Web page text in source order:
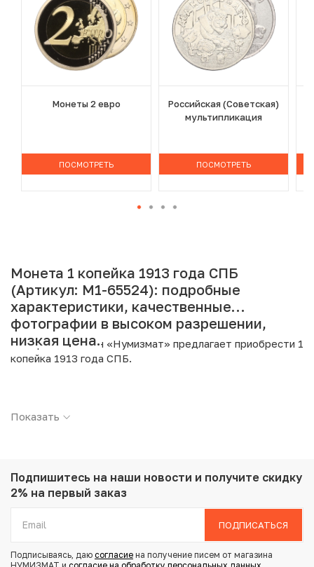
Монеты 2 евро
ПОСМОТРЕТЬ
Российская (Советская)
мультипликация
ПОСМОТРЕТЬ
Монета 1 копейка 1913 года СПБ
(Артикул: M1-65524): подробные
характеристики, качественные
фотографии в высоком разрешении,
низкая цена.
Интернет магазин «Нумизмат» предлагает приобрести 1
копейка 1913 года СПБ.
Страна: Российская Империя
Металл: Медь
Вес: 3.3 г
Тираж: 61.500.000
Показать
Подпишитесь на наши новости и получите скидку
2% на первый заказ
ПОДПИСАТЬСЯ
Подписываясь, даю согласие на получение писем от магазина